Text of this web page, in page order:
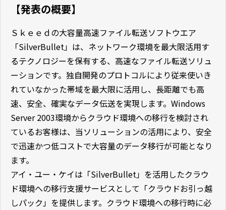
【発表の概要】
Ｓｋｅｅｄの大容量高速ファイル転送ソフトウエア
「SilverBullet」は、ネットワーク環境を最大限活用す
るテクノロジーを保有する、高速なファイル転送ソリュ
ーションです。独自開発のプロトコルにより従来使いき
れていなかった帯域を最大限に活用し、長距離でも高
速、安全、確実なデータ伝送を実現します。Windows
Server 2003環境からクラウド環境への移行を検討され
ているお客様は、当ソリューションの活用により、安全
で迅速かつ低コストで大容量のデータ移行が可能となり
ます。
アイ・ユー・ケイは「SilverBullet」を活用したクラウ
ド環境への移行支援サービスとして「クラウドお引っ越
しパック」を提供します。クラウド環境への移行時に必